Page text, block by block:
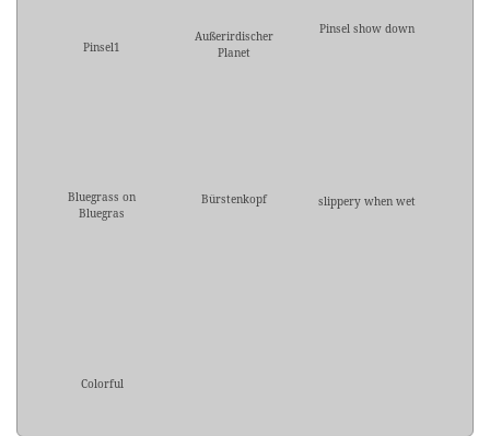
Pinsel1
Außerirdischer
Planet
Pinsel show down
Bluegrass on
Bluegras
Bürstenkopf slippery when wet
Colorful